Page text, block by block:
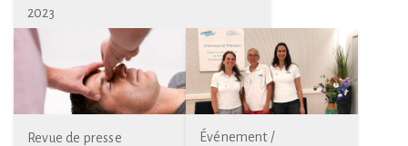
2023
Revue de presse
Événement /